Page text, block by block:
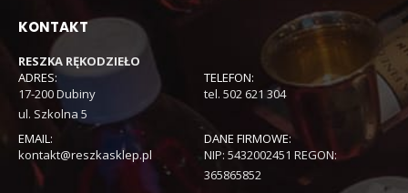
KONTAKT
RESZKA RĘKODZIEŁO
ADRES:
17-200 Dubiny
ul. Szkolna 5
TELEFON:
tel. 502 621 304
EMAIL:
kontakt@reszkasklep.pl
DANE FIRMOWE:
NIP: 5432002451 REGON:
365865852